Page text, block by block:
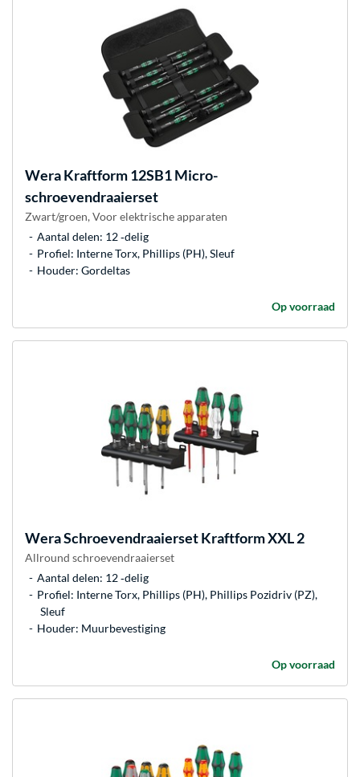
WeraKraftform 12SB1 Micro-
schroevendraaierset
Zwart/groen, Voor elektrische apparaten
Aantal delen: 12 ‐delig
Profiel: Interne Torx, Phillips (PH), Sleuf
Houder: Gordeltas
Op voorraad
WeraSchroevendraaierset Kraftform XXL 2
Allround schroevendraaierset
Aantal delen: 12 ‐delig
Profiel: Interne Torx, Phillips (PH), Phillips Pozidriv (PZ),
Sleuf
Houder: Muurbevestiging
Op voorraad